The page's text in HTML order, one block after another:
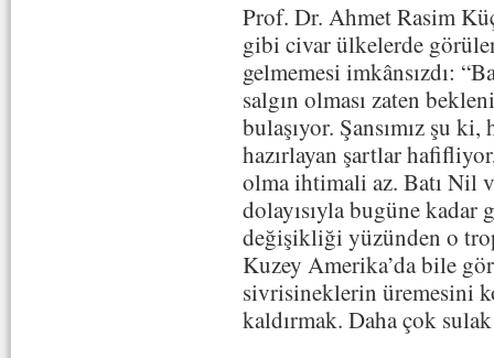
Prof. Dr. Ahmet Rasim
gibi civar ülkelerde
gelmemesi imkânsızdı:
salgın olması zaten
bulaşıyor. Şansımız şu ki,
hazırlayan şartlar
olma ihtimali az. Batı Nil
dolayısıyla bugüne
değişikliği yüzünden o
Kuzey Amerika’da bile
sivrisineklerin üremesini
kaldırmak. Daha çok